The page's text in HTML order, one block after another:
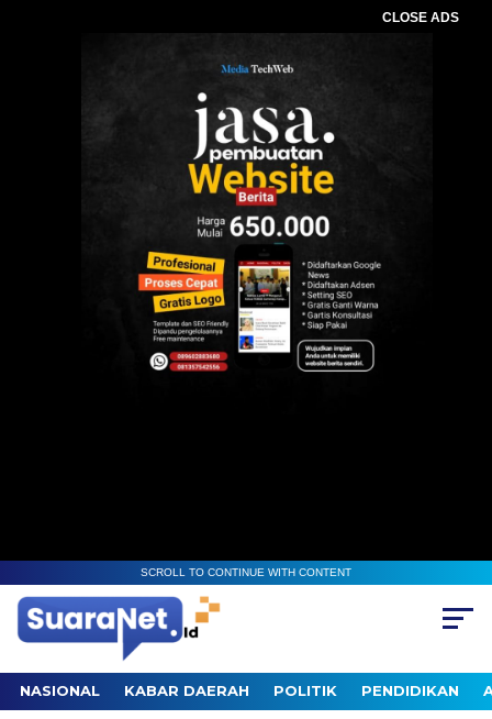
CLOSE ADS
SCROLL TO CONTINUE WITH CONTENT
NASIONAL KABAR DAERAH POLITIK PENDIDIKAN